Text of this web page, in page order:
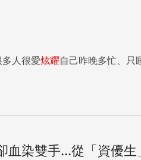
人很愛炫耀自己昨晚多忙、只
染雙手...從「資優